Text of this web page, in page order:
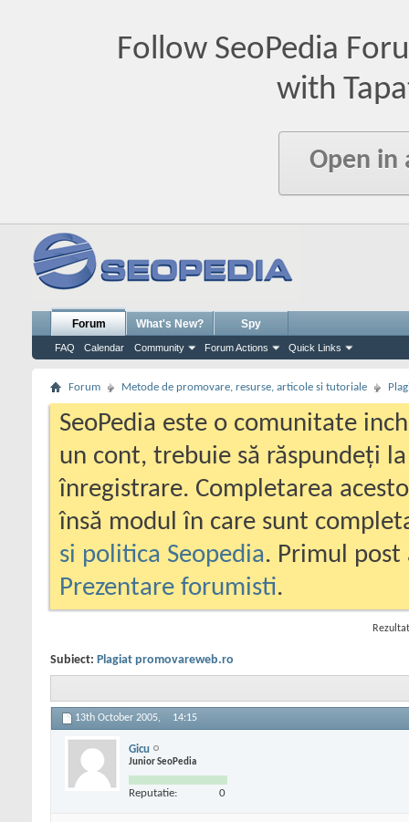
Follow SeoPedia
with
Open in
Forum
FAQ Calendar Community Forum Actions Quick Links
What's New? Spy
Forum Metode de promovare, resurse, articole si tutoriale
SeoPedia este o comunitate
un cont, trebuie să răspundeți
înregistrare. Completarea
însă modul în care sunt
si politica Seopedia. Primul
Prezentare forumisti.
Subiect: Plagiat promovareweb.ro
13th October 2005, 14:15
Gicu
Junior SeoPedia
Reputatie: 0